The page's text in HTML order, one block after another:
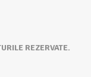
REZERVATE.